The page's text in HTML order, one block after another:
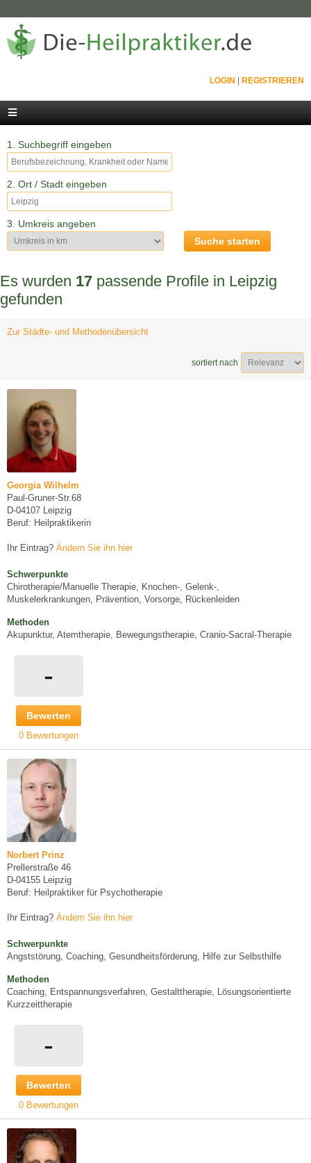
LOGIN REGISTRIEREN
1. Suchbegriff eingeben
2. Ort / Stadt eingeben
3. Umkreis angeben
Es wurden 17 passende Profile in Leipzig
gefunden
Zur Städte- und Methodenübersicht
sortiert nach
Georgia Wilhelm
Paul-Gruner-Str.68
D-04107 Leipzig
Beruf: Heilpraktikerin
Ihr Eintrag? Ändern Sie ihn hier
Schwerpunkte
Chirotherapie/Manuelle Therapie, Knochen-, Gelenk-,
Muskelerkrankungen, Prävention, Vorsorge, Rückenleiden
Methoden
Akupunktur, Atemtherapie, Bewegungstherapie, Cranio-Sacral-Therapie
-
Bewerten
0 Bewertungen
Norbert Prinz
Prellerstraße 46
D-04155 Leipzig
Beruf: Heilpraktiker für Psychotherapie
Ihr Eintrag? Ändern Sie ihn hier
Schwerpunkte
Angststörung, Coaching, Gesundheitsförderung, Hilfe zur Selbsthilfe
Methoden
Coaching, Entspannungsverfahren, Gestalttherapie, Lösungsorientierte
Kurzzeittherapie
-
Bewerten
0 Bewertungen